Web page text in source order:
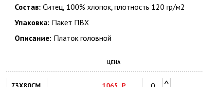
Состав: Ситец, 100% хлопок, плотность 120 гр/м2
Упаковка: Пакет ПВХ
Описание: Платок головной
ЦЕНА